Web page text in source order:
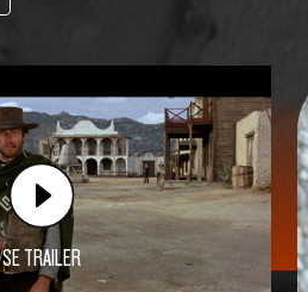
SE TRAILER